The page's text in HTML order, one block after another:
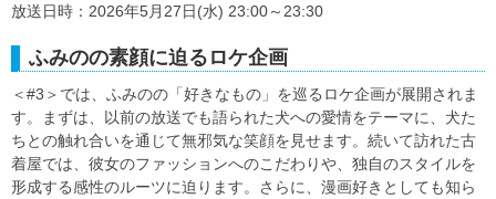
放送日時：2026年5月27日(水) 23:00～23:30
ふみのの素顔に迫るロケ企画
＜#3＞では、ふみのの「好きなもの」を巡るロケ企画が展開されま
す。まずは、以前の放送でも語られた犬への愛情をテーマに、犬た
ちとの触れ合いを通じて無邪気な笑顔を見せます。続いて訪れた古
着屋では、彼女のファッションへのこだわりや、独自のスタイルを
形成する感性のルーツに迫ります。さらに、漫画好きとしても知ら